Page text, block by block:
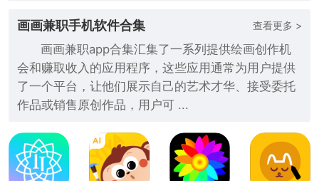
画画兼职手机软件合集 查看更多 >
画画兼职app合集汇集了一系列提供绘画创作机
会和赚取收入的应用程序，这些应用通常为用户提供
了一个平台，让他们展示自己的艺术才华、接受委托
作品或销售原创作品，用户可 ...